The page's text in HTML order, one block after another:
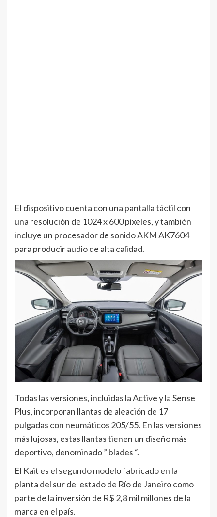
El dispositivo cuenta con una pantalla táctil con
una resolución de 1024 x 600 píxeles, y también
incluye un procesador de sonido AKM AK7604
para producir audio de alta calidad.
Todas las versiones, incluidas la Active y la Sense
Plus, incorporan llantas de aleación de 17
pulgadas con neumáticos 205/55. En las versiones
más lujosas, estas llantas tienen un diseño más
deportivo, denominado ” blades “.
El Kait es el segundo modelo fabricado en la
planta del sur del estado de Río de Janeiro como
parte de la inversión de R$ 2,8 mil millones de la
marca en el país.